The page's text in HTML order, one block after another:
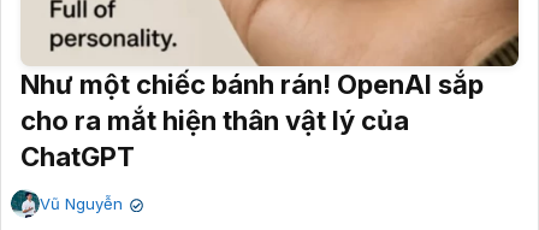
Như một chiếc bánh rán! OpenAI sắp
cho ra mắt hiện thân vật lý của
ChatGPT
Vũ Nguyễn ✔